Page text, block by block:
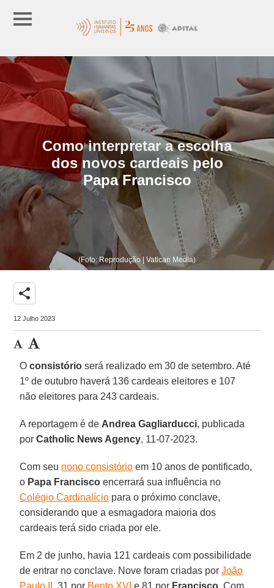
Como interpretar a escolha
dos novos cardeais pelo
Papa Francisco
(Foto: Reprodução | Vatican Media)
share
12 Julho 2023
Oconsistório será realizado em 30 de setembro. Até
1º de outubro haverá 136 cardeais eleitores e 107
não eleitores para 243 cardeais.
A reportagem é de Andrea Gagliarducci, publicada
por Catholic News Agency, 11-07-2023.
Com seu nono consistório em 10 anos de pontificado,
o Papa Francisco encerrará sua influência no
Colégio Cardinalício para o próximo conclave,
considerando que a esmagadora maioria dos
cardeais terá sido criada por ele.
Em 2 de junho, havia 121 cardeais com possibilidade
de entrar no conclave. Nove foram criadas porJoão
Paulo II , 31 por Bento XVI e 81 por Francisco. Com